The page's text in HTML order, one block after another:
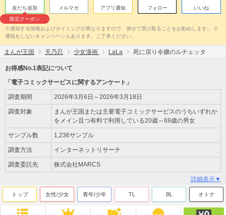
友だち追加
限定クーポン
メルマガ アプリ通知 フォロー いいね
※通知する情報およびタイミングが異なりますので、併せて受け取ることをお勧めします。 ※
通知をしないキャンペーンもあります。ご了承ください。
まんが王国 天乃忍 少女漫画 LaLa 死に戻り令嬢のルチェッタ
お得感No.1表記について
「電子コミックサービスに関するアンケート」
調査期間 2026年3月6日～2026年3月18日
調査対象
まんが王国または主要電子コミックサービスのうちいずれか
をメイン且つ有料で利用している20歳～69歳の男女
サンプル数 1,236サンプル
調査方法 インターネットリサーチ
調査委託先 株式会社MARCS
詳細表示▼
トップ 女性/少女 青年/少年 TL BL オトナ